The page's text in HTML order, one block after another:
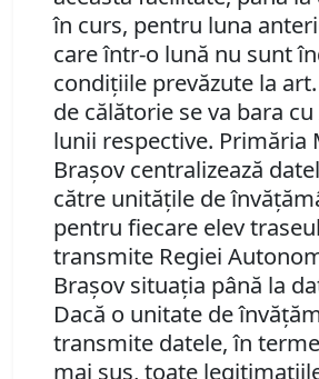
în curs, pentru luna
care într-o lună nu sunt
condiţiile prevăzute la
de călătorie se va bara
lunii respective. Primăria
Braşov centralizează
către unităţile de
pentru fiecare elev
transmite Regiei
Braşov situaţia până la
Dacă o unitate de
transmite datele, în
mai sus, toate